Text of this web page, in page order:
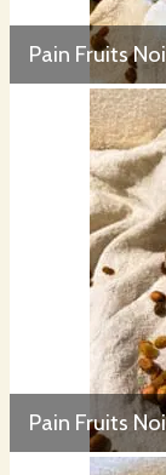
Pain Fruits
Pain Fruits